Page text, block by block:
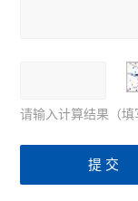
请输入计算结果（